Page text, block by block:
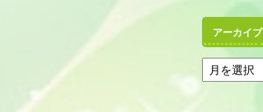
アーカイブ